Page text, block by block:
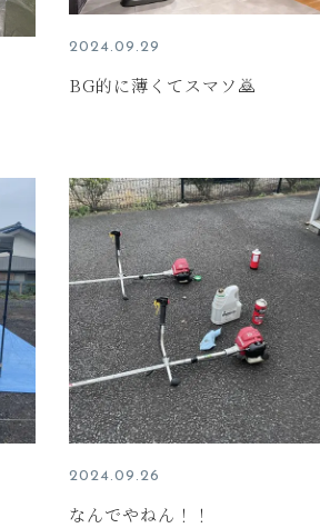
2024.09.29
BG的に薄くてスマソ🙇
2024.09.26
なんでやねん！！